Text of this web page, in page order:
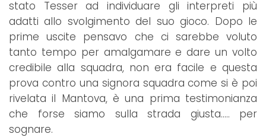
stato Tesser ad individuare gli interpreti più
adatti allo svolgimento del suo gioco. Dopo le
prime uscite pensavo che ci sarebbe voluto
tanto tempo per amalgamare e dare un volto
credibile alla squadra, non era facile e questa
prova contro una signora squadra come si è poi
rivelata il Mantova, è una prima testimonianza
che forse siamo sulla strada giusta..... per
sognare.